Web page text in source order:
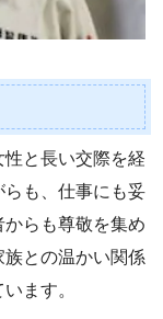
と長い交際を経
も、仕事にも妥
らも尊敬を集め
との温かい関係
ます。